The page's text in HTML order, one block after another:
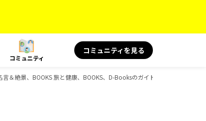
コミュニティ
コミュニティを見る
＆絶景、BOOKS 旅と健康、BOOKS、D-Booksのガイドブック一覧